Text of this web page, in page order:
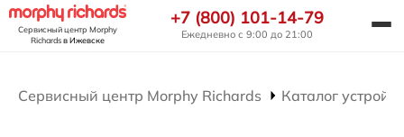
Сервисный центр Morphy
Richardsв Ижевске
+7 (800) 101-14-79
Ежедневно с 9:00 до 21:00
Сервисный центр Morphy Richards Каталог